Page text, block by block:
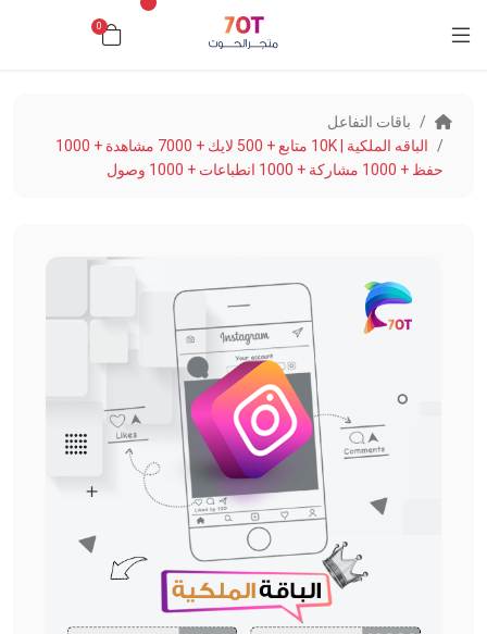
0 د.ك0.000
باقات التفاعل
الباقه الملكية | 10K متابع + 500 لايك + 7000 مشاهدة + 1000
حفظ + 1000 مشاركة + 1000 انطباعات + 1000 وصول